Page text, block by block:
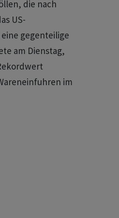
die nach
US-
gegenteilige
am Dienstag,
im